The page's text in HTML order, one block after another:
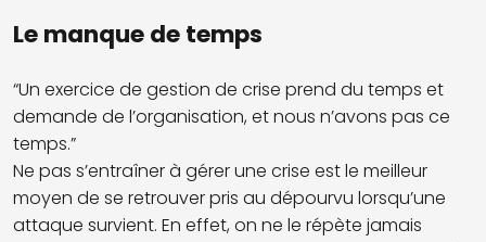
Le manque de temps
“Un exercice de gestion de crise prend du temps et
demande de l’organisation, et nous n’avons pas ce
temps.”
Ne pas s’entraîner à gérer une crise est le meilleur
moyen de se retrouver pris au dépourvu lorsqu’une
attaque survient. En effet, on ne le répète jamais